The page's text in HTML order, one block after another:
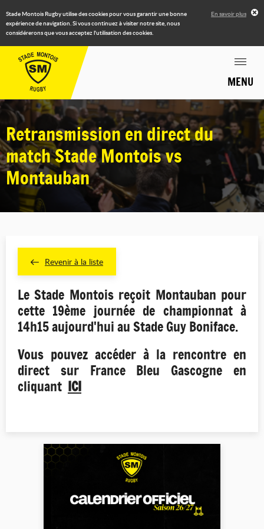
Stade Montois Rugby utilise des cookies pour vous garantir une bonne
expérience de navigation. Si vous continuez à visiter notre site, nous
considérerons que vous acceptez l'utilisation des cookies.
En savoir plus
MENU
Retransmission en direct du
match Stade Montois vs
Montauban
Revenir à la liste
Le Stade Montois reçoit Montauban pour
cette 19ème journée de championnat à
14h15 aujourd'hui au Stade Guy Boniface.
Vous pouvez accéder à la rencontre en
direct sur France Bleu Gascogne en
cliquant ICI